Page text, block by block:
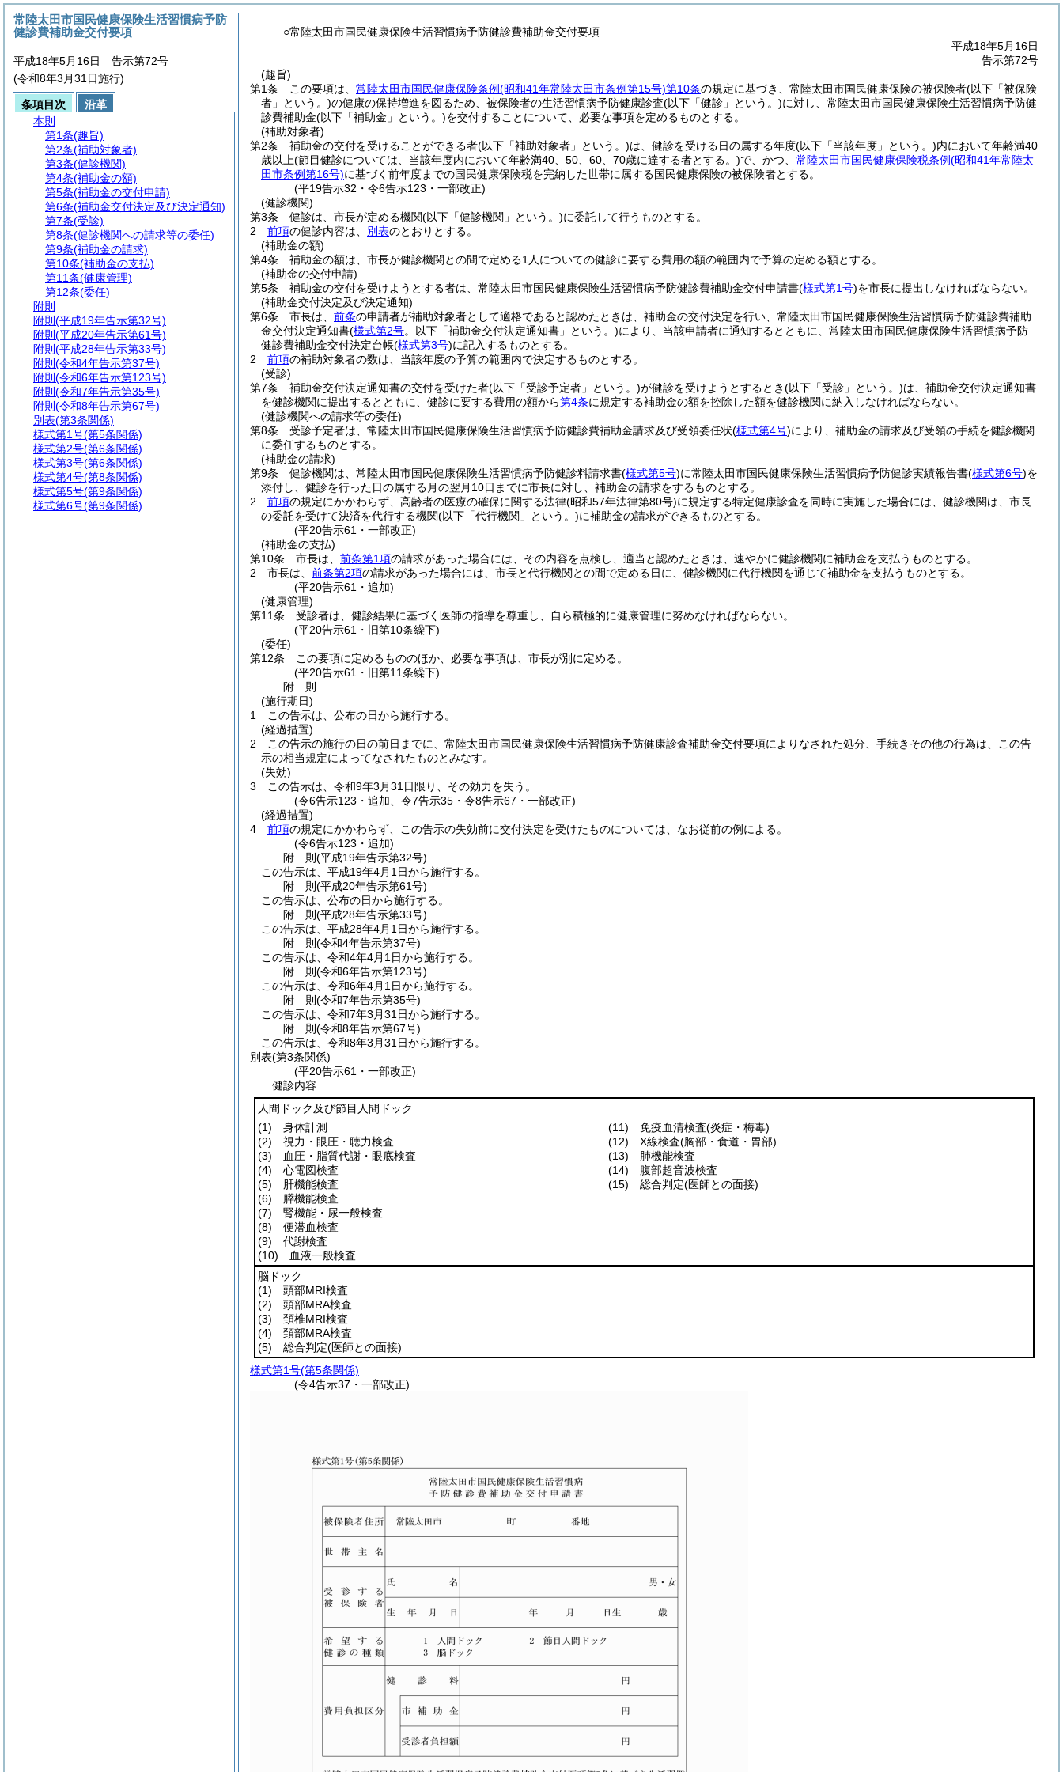
○常陸太田市国民健康保険生活習慣病予防健診費補助金交付要項
平成18年5月16日
告示第72号
(趣旨)
第1条
この要項は、 常陸太田市国民健康保険条例(昭和41年常陸太田市条例第15号)第10条の規定に基づき、常陸太田市国民健康保険の被保険者(以下「被保険
者」という。)の健康の保持増進を図るため、被保険者の生活習慣病予防健康診査(以下「健診」という。)に対し、常陸太田市国民健康保険生活習慣病予防健
診費補助金(以下「補助金」という。)を交付することについて、必要な事項を定めるものとする。
(補助対象者)
第2条
補助金の交付を受けることができる者(以下「補助対象者」という。)は、健診を受ける日の属する年度(以下「当該年度」という。)内において年齢満40
歳以上(節目健診については、当該年度内において年齢満40、50、60、70歳に達する者とする。)で、かつ、 常陸太田市国民健康保険税条例(昭和41年常陸太
田市条例第16号)に基づく前年度までの国民健康保険税を完納した世帯に属する国民健康保険の被保険者とする。
(平19告示32・令6告示123・一部改正)
(健診機関)
第3条
健診は、市長が定める機関(以下「健診機関」という。)に委託して行うものとする。
2
前項の健診内容は、 別表のとおりとする。
(補助金の額)
第4条
補助金の額は、市長が健診機関との間で定める1人についての健診に要する費用の額の範囲内で予算の定める額とする。
(補助金の交付申請)
第5条
補助金の交付を受けようとする者は、常陸太田市国民健康保険生活習慣病予防健診費補助金交付申請書(様式第1号)を市長に提出しなければならない。
(補助金交付決定及び決定通知)
第6条
市長は、 前条の申請者が補助対象者として適格であると認めたときは、補助金の交付決定を行い、常陸太田市国民健康保険生活習慣病予防健診費補助
金交付決定通知書(様式第2号。以下「補助金交付決定通知書」という。)により、当該申請者に通知するとともに、常陸太田市国民健康保険生活習慣病予防
健診費補助金交付決定台帳(様式第3号)に記入するものとする。
2
前項の補助対象者の数は、当該年度の予算の範囲内で決定するものとする。
(受診)
第7条
補助金交付決定通知書の交付を受けた者(以下「受診予定者」という。)が健診を受けようとするとき(以下「受診」という。)は、補助金交付決定通知書
を健診機関に提出するとともに、健診に要する費用の額から第4条に規定する補助金の額を控除した額を健診機関に納入しなければならない。
(健診機関への請求等の委任)
第8条
受診予定者は、常陸太田市国民健康保険生活習慣病予防健診費補助金請求及び受領委任状(様式第4号)により、補助金の請求及び受領の手続を健診機関
に委任するものとする。
(補助金の請求)
第9条
健診機関は、常陸太田市国民健康保険生活習慣病予防健診料請求書(様式第5号)に常陸太田市国民健康保険生活習慣病予防健診実績報告書(様式第6号)を
添付し、健診を行った日の属する月の翌月10日までに市長に対し、補助金の請求をするものとする。
2
前項の規定にかかわらず、高齢者の医療の確保に関する法律(昭和57年法律第80号)に規定する特定健康診査を同時に実施した場合には、健診機関は、市長
の委託を受けて決済を代行する機関(以下「代行機関」という。)に補助金の請求ができるものとする。
(平20告示61・一部改正)
(補助金の支払)
第10条
市長は、 前条第1項の請求があった場合には、その内容を点検し、適当と認めたときは、速やかに健診機関に補助金を支払うものとする。
2
市長は、 前条第2項の請求があった場合には、市長と代行機関との間で定める日に、健診機関に代行機関を通じて補助金を支払うものとする。
(平20告示61・追加)
(健康管理)
第11条
受診者は、健診結果に基づく医師の指導を尊重し、自ら積極的に健康管理に努めなければならない。
(平20告示61・旧第10条繰下)
(委任)
第12条
この要項に定めるもののほか、必要な事項は、市長が別に定める。
(平20告示61・旧第11条繰下)
附 則
(施行期日)
1
この告示は、公布の日から施行する。
(経過措置)
2
この告示の施行の日の前日までに、常陸太田市国民健康保険生活習慣病予防健康診査補助金交付要項によりなされた処分、手続きその他の行為は、この告
示の相当規定によってなされたものとみなす。
(失効)
3
この告示は、令和9年3月31日限り、その効力を失う。
(令6告示123・追加、令7告示35・令8告示67・一部改正)
(経過措置)
4
前項の規定にかかわらず、この告示の失効前に交付決定を受けたものについては、なお従前の例による。
(令6告示123・追加)
附 則(平成19年告示第32号)
この告示は、平成19年4月1日から施行する。
附 則(平成20年告示第61号)
この告示は、公布の日から施行する。
附 則(平成28年告示第33号)
この告示は、平成28年4月1日から施行する。
附 則(令和4年告示第37号)
この告示は、令和4年4月1日から施行する。
附 則(令和6年告示第123号)
この告示は、令和6年4月1日から施行する。
附 則(令和7年告示第35号)
この告示は、令和7年3月31日から施行する。
附 則(令和8年告示第67号)
この告示は、令和8年3月31日から施行する。
別表(第3条関係)
(平20告示61・一部改正)
健診内容
人間ドック及び節目人間ドック
(1) 身体計測
(2) 視力・眼圧・聴力検査
(3) 血圧・脂質代謝・眼底検査
(4) 心電図検査
(5) 肝機能検査
(6) 膵機能検査
(7) 腎機能・尿一般検査
(8) 便潜血検査
(9) 代謝検査
(10) 血液一般検査
(11) 免疫血清検査(炎症・梅毒)
(12) X線検査(胸部・食道・胃部)
(13) 肺機能検査
(14) 腹部超音波検査
(15) 総合判定(医師との面接)
脳ドック
(1) 頭部MRI検査
(2) 頭部MRA検査
(3) 頚椎MRI検査
(4) 頚部MRA検査
(5) 総合判定(医師との面接)
様式第1号(第5条関係)
(令4告示37・一部改正)
常陸太田市国民健康保険生活習慣病予防
健診費補助金交付要項
平成18年5月16日 告示第72号
(令和8年3月31日施行)
条項目次
沿革
本則
第1条(趣旨)
第2条(補助対象者)
第3条(健診機関)
第4条(補助金の額)
第5条(補助金の交付申請)
第6条(補助金交付決定及び決定通知)
第7条(受診)
第8条(健診機関への請求等の委任)
第9条(補助金の請求)
第10条(補助金の支払)
第11条(健康管理)
第12条(委任)
附則
附則 (平成19年告示第32号)
附則 (平成20年告示第61号)
附則 (平成28年告示第33号)
附則 (令和4年告示第37号)
附則 (令和6年告示第123号)
附則 (令和7年告示第35号)
附則 (令和8年告示第67号)
別表(第3条関係)
様式第1号(第5条関係)
様式第2号(第6条関係)
様式第3号(第6条関係)
様式第4号(第8条関係)
様式第5号(第9条関係)
様式第6号(第9条関係)